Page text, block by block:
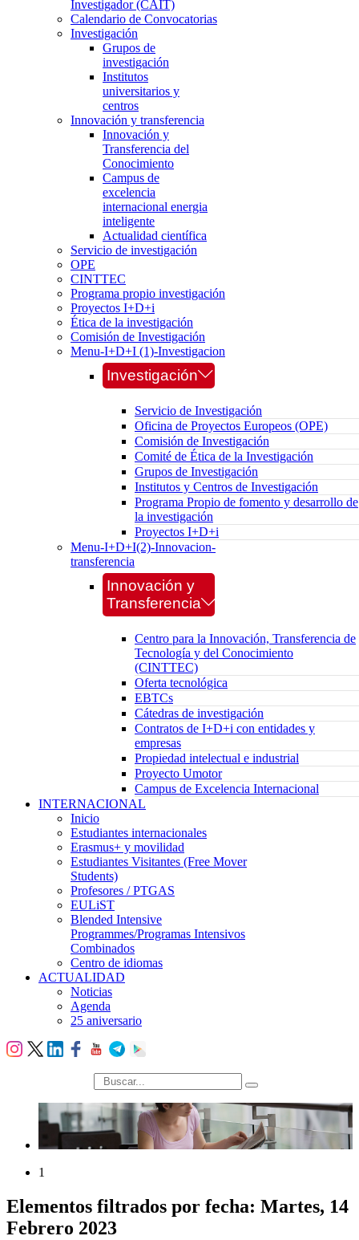
Investigador (CAIT)
Calendario de Convocatorias
Investigación
Grupos de
investigación
Institutos
universitarios y
centros
Innovación y transferencia
Innovación y
Transferencia del
Conocimiento
Campus de
excelencia
internacional energia
inteligente
Actualidad científica
Servicio de investigación
OPE
CINTTEC
Programa propio investigación
Proyectos I+D+i
Ética de la investigación
Comisión de Investigación
Menu-I+D+I (1)-Investigacion
Investigación
Servicio de Investigación
Oficina de Proyectos Europeos (OPE)
Comisión de Investigación
Comité de Ética de la Investigación
Grupos de Investigación
Institutos y Centros de Investigación
Programa Propio de fomento y desarrollo de
la investigación
Proyectos I+D+i
Menu-I+D+I(2)-Innovacion-
transferencia
Innovación y
Transferencia
Centro para la Innovación, Transferencia de
Tecnología y del Conocimiento
(CINTTEC)
Oferta tecnológica
EBTCs
Cátedras de investigación
Contratos de I+D+i con entidades y
empresas
Propiedad intelectual e industrial
Proyecto Umotor
Campus de Excelencia Internacional
INTERNACIONAL
Inicio
Estudiantes internacionales
Erasmus+ y movilidad
Estudiantes Visitantes (Free Mover
Students)
Profesores / PTGAS
EULiST
Blended Intensive
Programmes/Programas Intensivos
Combinados
Centro de idiomas
ACTUALIDAD
Noticias
Agenda
25 aniversario
búsqueda
1
Elementos filtrados por fecha: Martes, 14
Febrero 2023